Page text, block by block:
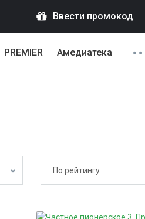
Ввести промокод
PREMIER Амедиатека
По рейтингу